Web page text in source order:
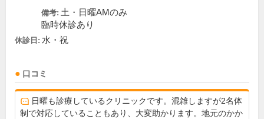
備考: 土・日曜AMのみ
臨時休診あり
休診日: 水・祝
口コミ
日曜も診療しているクリニックです。混雑しますが2名体
制で対応していることもあり、大変助かります。地元のかか